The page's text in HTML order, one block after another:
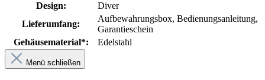
Design:
Diver
Lieferumfang:
Aufbewahrungsbox, Bedienungsanleitung,
Garantieschein
Gehäusematerial*:
Edelstahl
Menü schließen